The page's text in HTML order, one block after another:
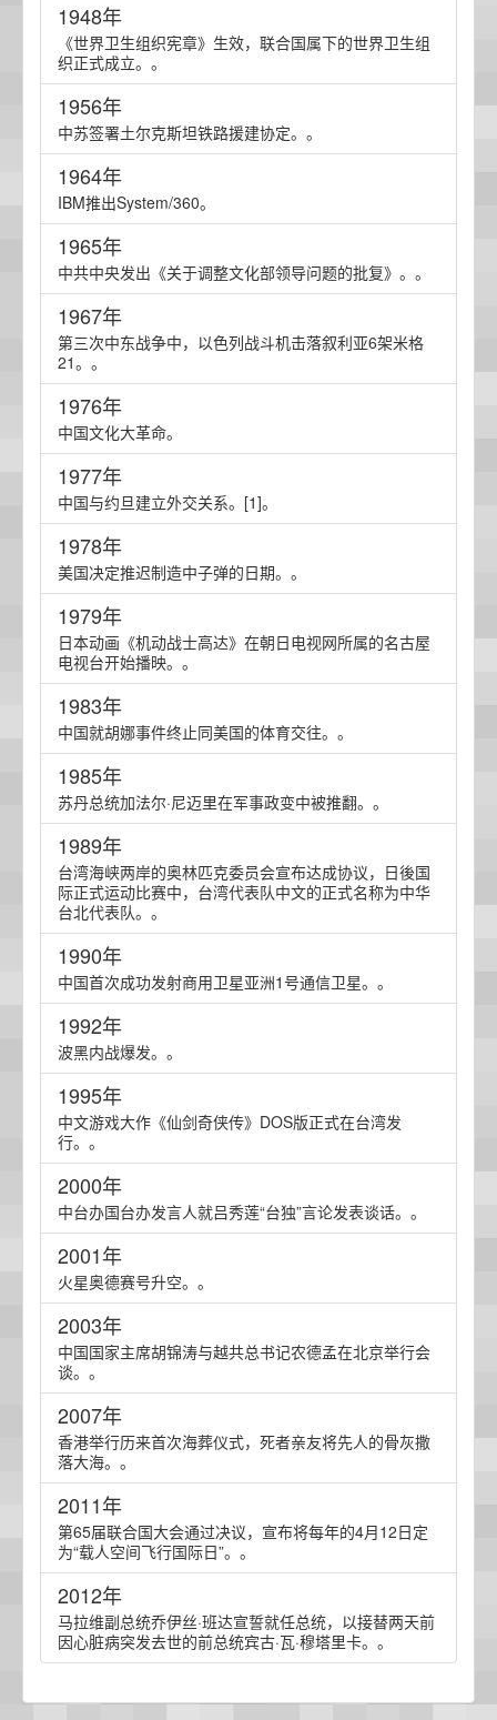
1948年
《世界卫生组织宪章》生效，联合国属下的世界卫生组
织正式成立。。
1956年
中苏签署土尔克斯坦铁路援建协定。。
1964年
IBM推出System/360。
1965年
中共中央发出《关于调整文化部领导问题的批复》。。
1967年
第三次中东战争中，以色列战斗机击落叙利亚6架米格
21。。
1976年
中国文化大革命。
1977年
中国与约旦建立外交关系。[1]。
1978年
美国决定推迟制造中子弹的日期。。
1979年
日本动画《机动战士高达》在朝日电视网所属的名古屋
电视台开始播映。。
1983年
中国就胡娜事件终止同美国的体育交往。。
1985年
苏丹总统加法尔·尼迈里在军事政变中被推翻。。
1989年
台湾海峡两岸的奥林匹克委员会宣布达成协议，日後国
际正式运动比赛中，台湾代表队中文的正式名称为中华
台北代表队。。
1990年
中国首次成功发射商用卫星亚洲1号通信卫星。。
1992年
波黑内战爆发。。
1995年
中文游戏大作《仙剑奇侠传》DOS版正式在台湾发
行。。
2000年
中台办国台办发言人就吕秀莲“台独”言论发表谈话。。
2001年
火星奥德赛号升空。。
2003年
中国国家主席胡锦涛与越共总书记农德孟在北京举行会
谈。。
2007年
香港举行历来首次海葬仪式，死者亲友将先人的骨灰撒
落大海。。
2011年
第65届联合国大会通过决议，宣布将每年的4月12日定
为“载人空间飞行国际日”。。
2012年
马拉维副总统乔伊丝·班达宣誓就任总统，以接替两天前
因心脏病突发去世的前总统宾古·瓦·穆塔里卡。。